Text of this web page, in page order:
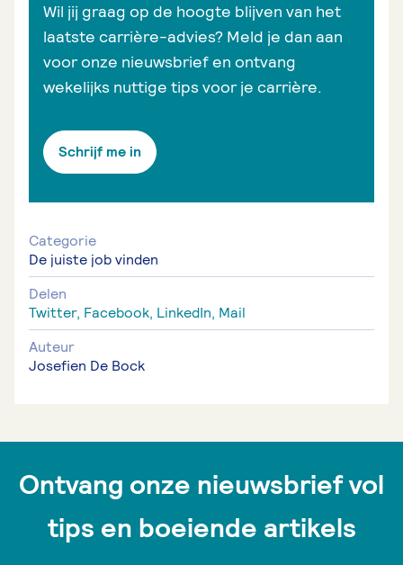
Wil jij graag op de hoogte blijven van het
laatste carrière-advies? Meld je dan aan
voor onze nieuwsbrief en ontvang
wekelijks nuttige tips voor je carrière.
Schrijf me in
Categorie
De juiste job vinden
Delen
Twitter, Facebook, LinkedIn, Mail
Auteur
Josefien De Bock
Ontvang onze nieuwsbrief vol
tips en boeiende artikels